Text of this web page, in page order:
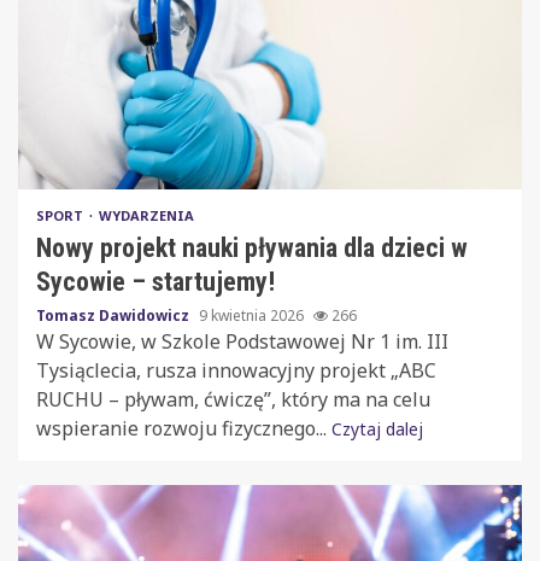
SPORT WYDARZENIA
Nowy projekt nauki pływania dla dzieci w
Sycowie – startujemy!
Tomasz Dawidowicz 9 kwietnia 2026 266
W Sycowie, w Szkole Podstawowej Nr 1 im. III
Tysiąclecia, rusza innowacyjny projekt „ABC
RUCHU – pływam, ćwiczę”, który ma na celu
wspieranie rozwoju fizycznego... Czytaj dalej